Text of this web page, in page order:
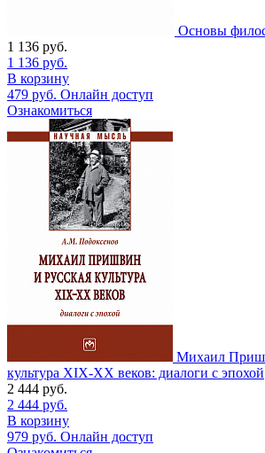
Основы
1 136 руб.
1 136 руб.
В корзину
479 руб. Онлайн доступ
Ознакомиться
Михаил
культура ХIХ-ХХ веков: диалоги с эпохой
2 444 руб.
2 444 руб.
В корзину
979 руб. Онлайн доступ